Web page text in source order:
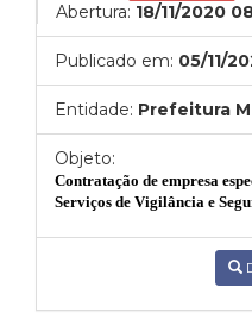
Abertura: 18/11/2020
Publicado em: 05/11/
Entidade: Prefeitura
Objeto:
Contratação de empresa
Serviços de Vigilância e